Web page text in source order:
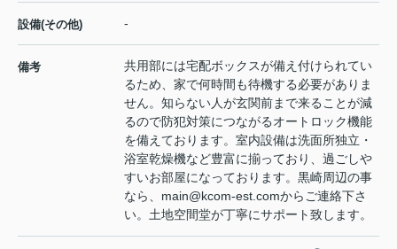
設備(その他) -
備考
共用部には宅配ボックスが備え付けられてい
るため、家で何時間も待機する必要がありま
せん。知らない人が玄関前まで来ることが減
るので防犯対策につながるオートロック機能
を備えております。室内設備は洗面所独立・
浴室乾燥機など豊富に揃っており、過ごしや
すいお部屋になっております。黒崎周辺の事
なら、main@kcom-est.comからご連絡下さ
い。土地空間堂が丁寧にサポート致します。